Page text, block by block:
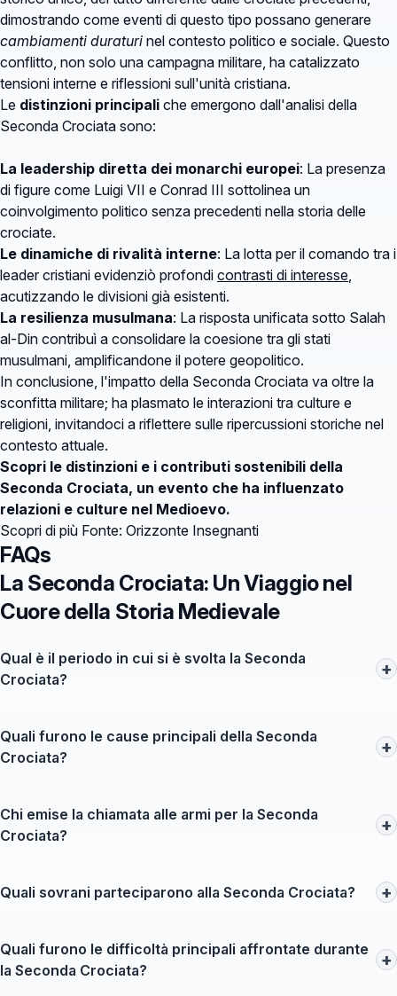
dimostrando come eventi di questo tipo possano generare
cambiamenti duraturi nel contesto politico e sociale. Questo
conflitto, non solo una campagna militare, ha catalizzato
tensioni interne e riflessioni sull'unità cristiana.
Le distinzioni principali che emergono dall'analisi della
Seconda Crociata sono:
La leadership diretta dei monarchi europei: La presenza
di figure come Luigi VII e Conrad III sottolinea un
coinvolgimento politico senza precedenti nella storia delle
crociate.
Le dinamiche di rivalità interne: La lotta per il comando tra i
leader cristiani evidenziò profondi contrasti di interesse
acutizzando le divisioni già esistenti.
La resilienza musulmana: La risposta unificata sotto Salah
al-Din contribuì a consolidare la coesione tra gli stati
musulmani, amplificandone il potere geopolitico.
In conclusione, l'impatto della Seconda Crociata va oltre la
sconfitta militare; ha plasmato le interazioni tra culture e
religioni, invitandoci a riflettere sulle ripercussioni storiche nel
contesto attuale.
Scopri le distinzioni e i contributi sostenibili della
Seconda Crociata, un evento che ha influenzato
relazioni e culture nel Medioevo.
Scopri di più Fonte: Orizzonte Insegnanti
FAQs
La Seconda Crociata: Un Viaggio nel
Cuore della Storia Medievale
Qual è il periodo in cui si è svolta la Seconda
Crociata?
+
Quali furono le cause principali della Seconda
Crociata?
+
territori cristiani in Palestina e le aspirazioni espansionistiche
dei nobili europei.
Chi emise la chiamata alle armi per la Seconda
Crociata?
+
Papa Eugenio III.
Quali sovrani parteciparono alla Seconda Crociata? +
VII di Francia e Conrad III di Germania.
Quali furono le difficoltà principali affrontate durante
la Seconda Crociata?
+